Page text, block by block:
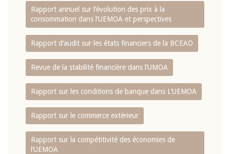
Rapport annuel sur l‘évolution des prix à la
consommation dans l‘UEMOA et perspectives
Rapport d‘audit sur les états financiers de la BCEAO
Revue de la stabilité financière dans l‘UMOA
Rapport sur les conditions de banque dans L‘UEMOA
Rapport sur le commerce extérieur
Rapport sur la compétitivité des économies de
l‘UEMOA